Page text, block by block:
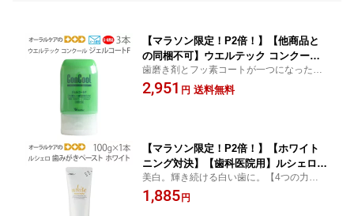
【マラソン限定！P2倍！】【他商品と
の同梱不可】ウエルテック コンクール
ConCool フッ素コート歯みがきジェル
ジェルコートF 90ml 1450ppm 3本 ジェ
歯磨き剤とフッ素コートが一つになった、
新発想の歯磨き粉です。
2,951 円 送料無料
【マラソン限定！P2倍！】【ホワイト
ニング対決】【歯科医院用】ルシェロ
歯みがきペースト ホワイト 100g【ホワ
イトニング】【医薬部外品】【発泡剤無
美白。輝き続ける白い歯に。【4つの力で歯
を白く】◆弱アルカリ性 ◆Lime粒子 ◆
PEG400 ◆フッ素
1,885 円